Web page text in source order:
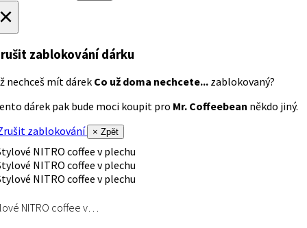
zablokování dárku
nechceš mít dárek Co už doma nechcete... zablokovaný?
dárek pak bude moci koupit pro Mr. Coffeebean někdo jiný.
zablokování
× Zpět
NITRO coffee v…